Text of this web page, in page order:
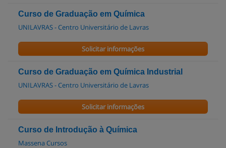
Curso de Graduação em Química
UNILAVRAS - Centro Universitário de Lavras
Solicitar informações
Curso de Graduação em Química Industrial
UNILAVRAS - Centro Universitário de Lavras
Solicitar informações
Curso de Introdução à Química
Massena Cursos